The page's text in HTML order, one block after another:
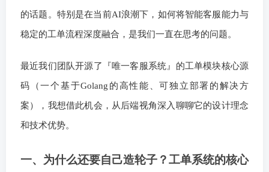
的话题。特别是在当前AI浪潮下，如何将智能客服能力与
稳定的工单流程深度融合，是我们一直在思考的问题。
最近我们团队开源了『唯一客服系统』的工单模块核心源
码（一个基于Golang的高性能、可独立部署的解决方
案），我想借此机会，从后端视角深入聊聊它的设计理念
和技术优势。
一、为什么还要自己造轮子？工单系统的核心